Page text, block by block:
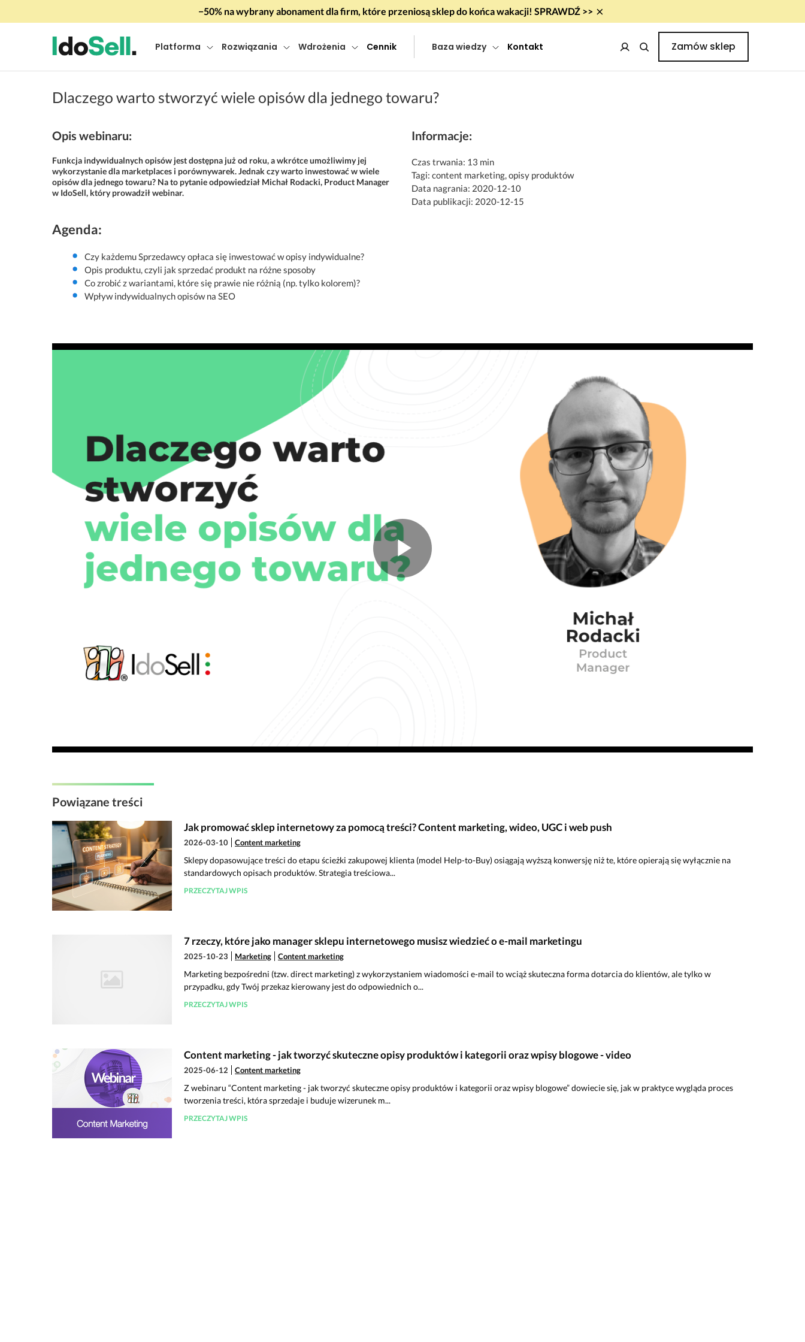
−50% na wybrany abonament dla firm, które przeniosą sklep do końca wakacji! SPRAWDŹ >> ×
Platforma Rozwiązania Wdrożenia Cennik Baza wiedzy Kontakt Zamów sklep
Dlaczego warto stworzyć wiele opisów dla jednego towaru?
Opis webinaru:
Funkcja indywidualnych opisów jest dostępna już od roku, a wkrótce umożliwimy jej
wykorzystanie dla marketplaces i porównywarek. Jednak czy warto inwestować w wiele
opisów dla jednego towaru? Na to pytanie odpowiedział Michał Rodacki, Product Manager
w IdoSell, który prowadził webinar.
Agenda:
Czy każdemu Sprzedawcy opłaca się inwestować w opisy indywidualne?
Opis produktu, czyli jak sprzedać produkt na różne sposoby
Co zrobić z wariantami, które się prawie nie różnią (np. tylko kolorem)?
Wpływ indywidualnych opisów na SEO
Informacje:
Czas trwania: 13 min
Tagi: content marketing, opisy produktów
Data nagrania: 2020-12-10
Data publikacji: 2020-12-15
Powiązane treści
Jak promować sklep internetowy za pomocą treści? Content marketing, wideo, UGC i web push
2026-03-10 Content marketing
Sklepy dopasowujące treści do etapu ścieżki zakupowej klienta (model Help-to-Buy) osiągają wyższą konwersję niż te, które opierają się wyłącznie na
standardowych opisach produktów. Strategia treściowa...
PRZECZYTAJ WPIS
7 rzeczy, które jako manager sklepu internetowego musisz wiedzieć o e-mail marketingu
2025-10-23 Marketing Content marketing
Marketing bezpośredni (tzw. direct marketing) z wykorzystaniem wiadomości e-mail to wciąż skuteczna forma dotarcia do klientów, ale tylko w
przypadku, gdy Twój przekaz kierowany jest do odpowiednich o...
PRZECZYTAJ WPIS
Content marketing - jak tworzyć skuteczne opisy produktów i kategorii oraz wpisy blogowe - video
2025-06-12 Content marketing
Z webinaru “Content marketing - jak tworzyć skuteczne opisy produktów i kategorii oraz wpisy blogowe” dowiecie się, jak w praktyce wygląda proces
tworzenia treści, która sprzedaje i buduje wizerunek m...
PRZECZYTAJ WPIS